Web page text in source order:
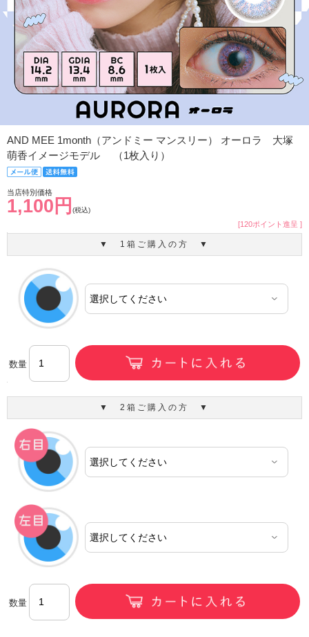
AND MEE 1month（アンドミー マンスリー） オーロラ 大塚
萌香イメージモデル （1枚入り）
当店特別価格
1,100円 (税込)
[120ポイント進呈 ]
▼ 1箱ご購入の方 ▼
数量
▼ 2箱ご購入の方 ▼
数量